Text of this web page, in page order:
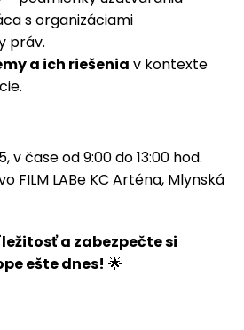
s organizáciami
práv.
a ich riešenia v kontexte
v čase od 9:00 do 13:00 hod.
FILM LABe KC Arténa, Mlynská
a zabezpečte si
ešte dnes! 🌟